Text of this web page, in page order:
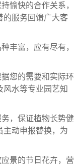
愉快的合作关系，
的服务回馈广大客
丰富，应有尽有，
您的需要和实际环
风水等专业园艺知
，保证植物长势健
主动申报替换，为
景的节日花卉，营